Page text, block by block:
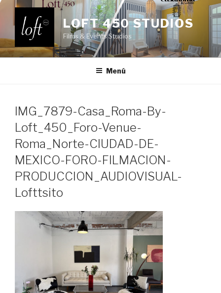
Saltar
contenido
LOFT 450 STUDIOS
Films & Events Studios
Menú
IMG_7879-Casa_Roma-By-
Loft_450_Foro-Venue-
Roma_Norte-CIUDAD-DE-
MEXICO-FORO-FILMACION-
PRODUCCION_AUDIOVISUAL-
Lofttsito